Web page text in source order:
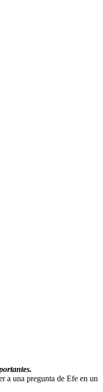
a una pregunta de Efe en un